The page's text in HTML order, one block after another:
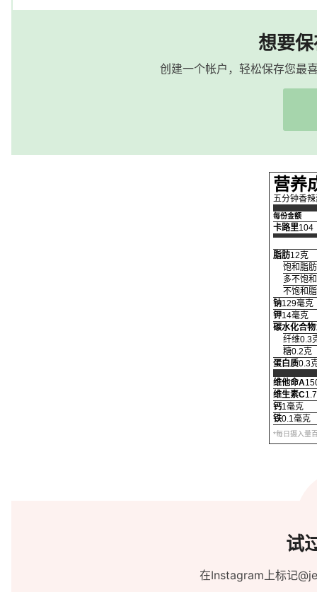
想要
创建一个帐户，轻松保存您
营养
五分钟香
每份金额
卡路里104
脂肪12克
饱和脂
多不饱
不饱和
钠129毫克
钾14毫克
碳水化合物
纤维0.3
糖0.2克
蛋白质0.3
维他命A
维生素C
钙1毫克
铁0.1毫克
*每日摄入量
试
在Instagram上标记